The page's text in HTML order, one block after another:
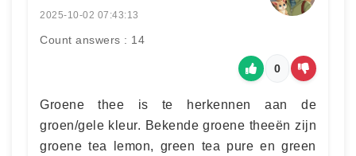
2025-10-02 07:43:13
Count answers : 14
0
Groene thee is te herkennen aan de
groen/gele kleur. Bekende groene theeën zijn
groene tea lemon, green tea pure en green